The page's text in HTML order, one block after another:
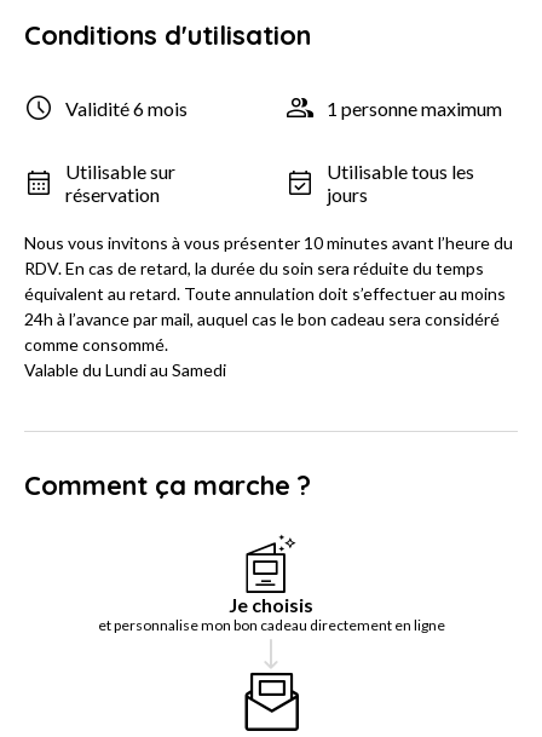
Conditions d'utilisation
Validité 6 mois 1 personne maximum
Utilisable sur
réservation
Utilisable tous les
jours
Nous vous invitons à vous présenter 10 minutes avant l’heure du
RDV. En cas de retard, la durée du soin sera réduite du temps
équivalent au retard. Toute annulation doit s’effectuer au moins
24h à l’avance par mail, auquel cas le bon cadeau sera considéré
comme consommé.
Valable du Lundi au Samedi
Comment ça marche ?
Je choisis
et personnalise mon bon cadeau directement en ligne